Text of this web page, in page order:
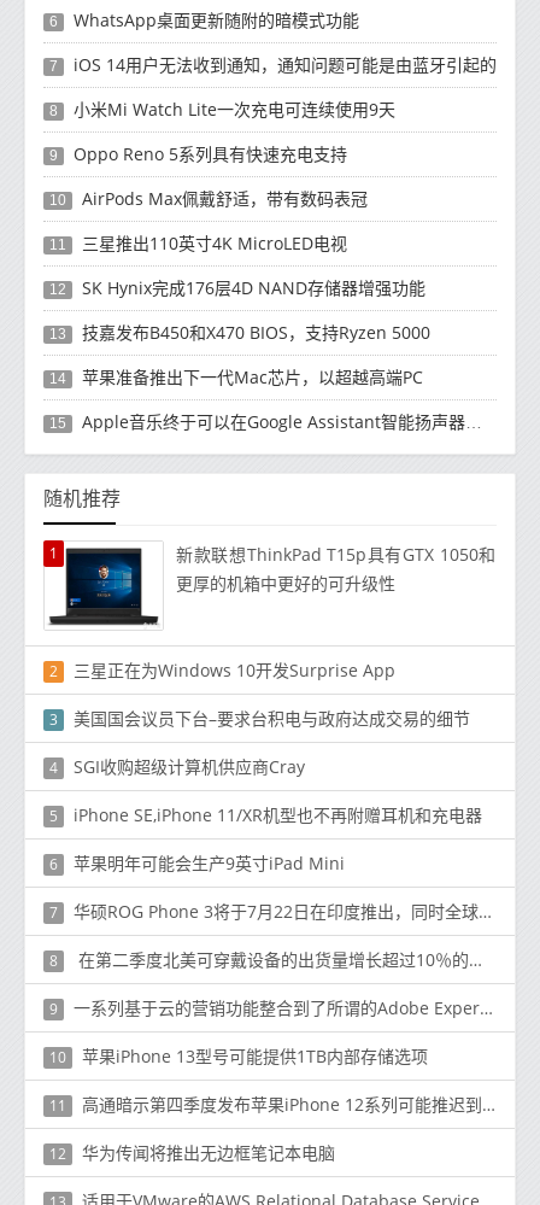
6 WhatsApp桌面更新随附的暗模式功能
7 iOS 14用户无法收到通知，通知问题可能是由蓝牙引起的
8 小米Mi Watch Lite一次充电可连续使用9天
9 Oppo Reno 5系列具有快速充电支持
10 AirPods Max佩戴舒适，带有数码表冠
11 三星推出110英寸4K MicroLED电视
12 SK Hynix完成176层4D NAND存储器增强功能
13 技嘉发布B450和X470 BIOS，支持Ryzen 5000
14 苹果准备推出下一代Mac芯片，以超越高端PC
15 Apple音乐终于可以在Google Assistant智能扬声器使用了
随机推荐
1
新款联想ThinkPad T15p具有GTX 1050和
更厚的机箱中更好的可升级性
2 三星正在为Windows 10开发Surprise App
3 美国国会议员下台–要求台积电与政府达成交易的细节
4 SGI收购超级计算机供应商Cray
5 iPhone SE,iPhone 11/XR机型也不再附赠耳机和充电器
6 苹果明年可能会生产9英寸iPad Mini
7 华硕ROG Phone 3将于7月22日在印度推出，同时全球发售
8 在第二季度北美可穿戴设备的出货量增长超过10％的情况下，苹果仍然位居榜首
9 一系列基于云的营销功能整合到了所谓的Adobe Experience Cloud中
10 苹果iPhone 13型号可能提供1TB内部存储选项
11 高通暗示第四季度发布苹果iPhone 12系列可能推迟到十月
12 华为传闻将推出无边框笔记本电脑